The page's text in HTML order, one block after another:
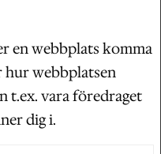
en webbplats komma
hur webbplatsen
t.ex. vara föredraget
dig i.